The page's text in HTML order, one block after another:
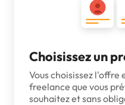
Choisissez un
Vous choisissez l'offre
freelance que vous
souhaitez et sans